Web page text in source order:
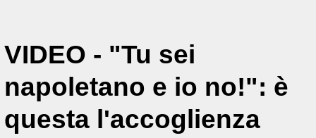
VIDEO - "Tu sei
napoletano e io no!": è
questa l'accoglienza